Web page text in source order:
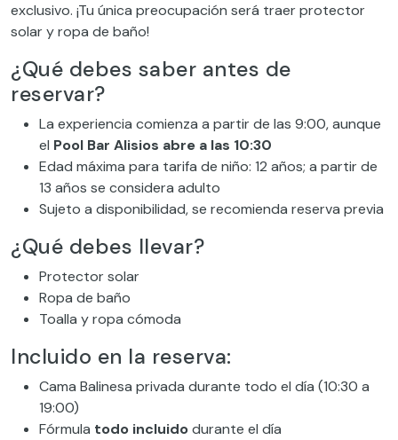
exclusivo. ¡Tu única preocupación será traer protector
solar y ropa de baño!
¿Qué debes saber antes de
reservar?
La experiencia comienza a partir de las 9:00, aunque
el Pool Bar Alisios abre a las 10:30
Edad máxima para tarifa de niño: 12 años; a partir de
13 años se considera adulto
Sujeto a disponibilidad, se recomienda reserva previa
¿Qué debes llevar?
Protector solar
Ropa de baño
Toalla y ropa cómoda
Incluido en la reserva:
Cama Balinesa privada durante todo el día (10:30 a
19:00)
Fórmula todo incluidodurante el día